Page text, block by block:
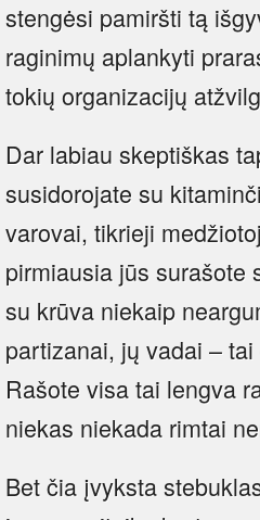
stengėsi pamiršti tą
raginimų aplankyti
tokių organizacijų
Dar labiau skeptiškas
susidorojate su
varovai, tikrieji
pirmiausia jūs surašote
su krūva niekaip
partizanai, jų vadai –
Rašote visa tai lengva
niekas niekada rimtai
Bet čia įvyksta